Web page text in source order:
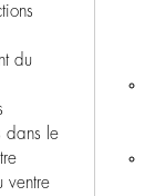
du
dans le
ventre